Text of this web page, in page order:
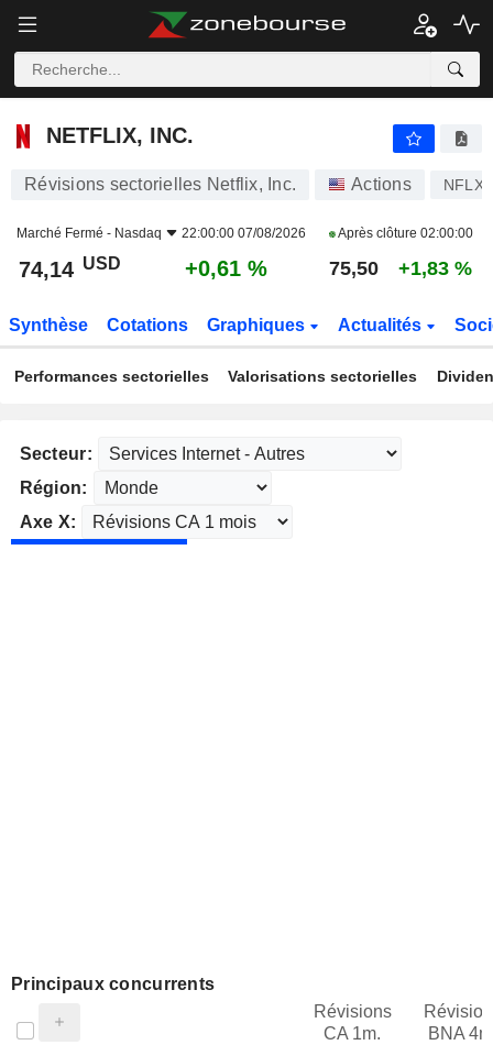
NETFLIX, INC.
NETFLIX, INC.
Révisions sectorielles Netflix, Inc. Actions NFLX
Marché Fermé - Nasdaq 22:00:00 07/08/2026 Après clôture 02:00:00
74,14 USD +0,61 % 75,50 +1,83 %
Synthèse Cotations Graphiques Actualités
Performances sectorielles Valorisations sectorielles
Secteur:
Région:
Axe X:
Principaux concurrents
Révisions
CA 1m.
BNA